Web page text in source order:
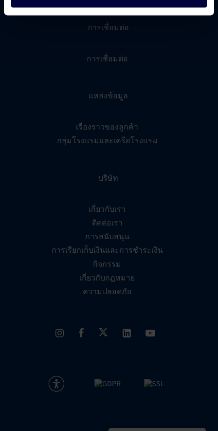
การเชื่อมต่อ
การเชื่อมต่อ
แหล่งข้อมูล
เรื่องราวของลูกค้า
กลุ่มโรงแรมและเครือโรงแรม
บริษัท
เกี่ยวกับเรา
ติดต่อเรา
การสนับสนุน
การเรียกเก็บเงินและการชำระเงิน
กิจกรรม
เกี่ยวกับกฎหมาย
ความปลอดภัย